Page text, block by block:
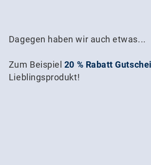
Dagegen haben wir auch etwas...
Zum Beispiel 20 % Rabatt
Lieblingsprodukt!